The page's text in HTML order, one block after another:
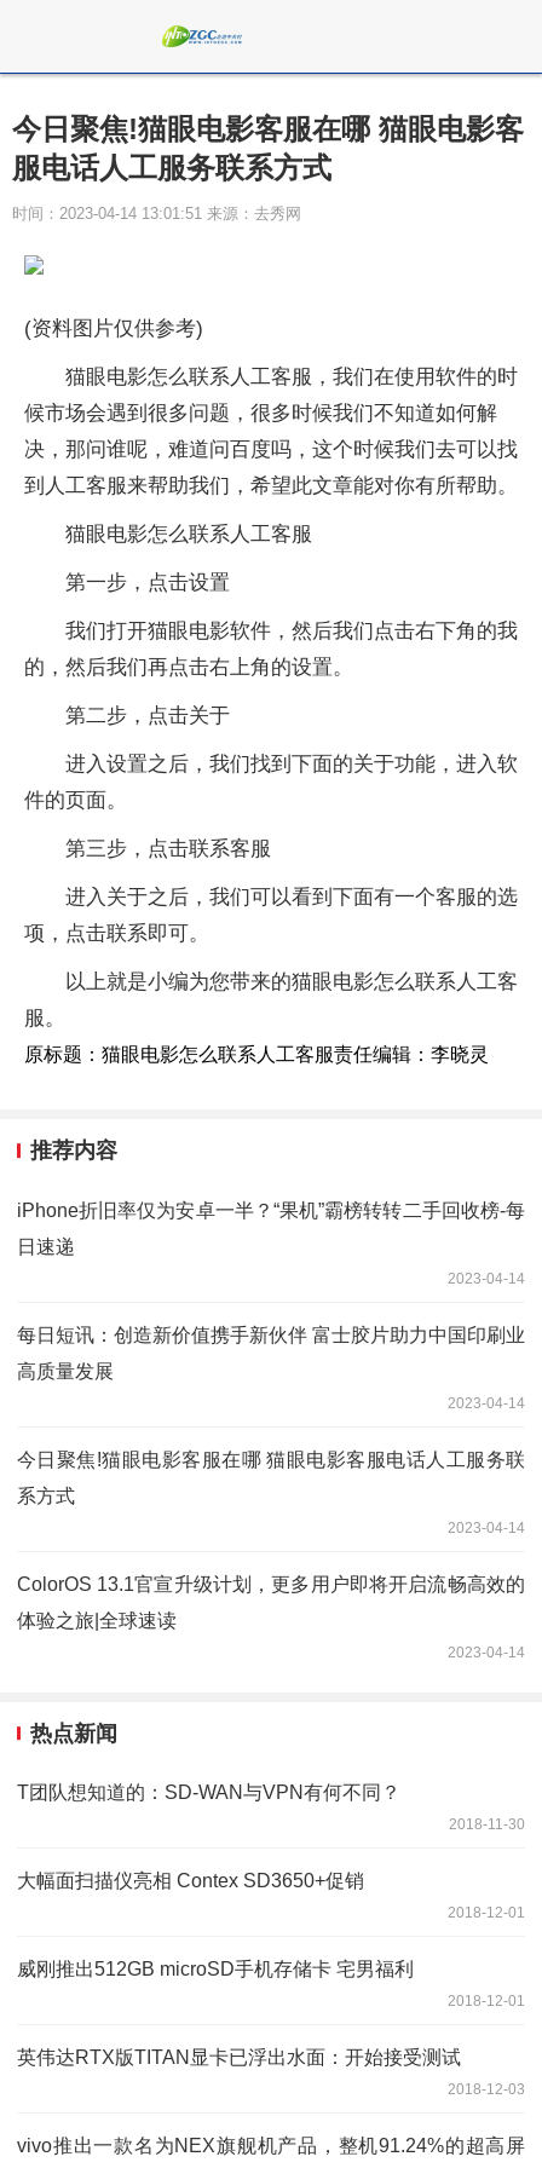
今日聚焦!猫眼电影客服在哪 猫眼电影客
服电话人工服务联系方式
时间：2023-04-14 13:01:51 来源：去秀网
(资料图片仅供参考)
猫眼电影怎么联系人工客服，我们在使用软件的时
候市场会遇到很多问题，很多时候我们不知道如何解
决，那问谁呢，难道问百度吗，这个时候我们去可以找
到人工客服来帮助我们，希望此文章能对你有所帮助。
猫眼电影怎么联系人工客服
第一步，点击设置
我们打开猫眼电影软件，然后我们点击右下角的我
的，然后我们再点击右上角的设置。
第二步，点击关于
进入设置之后，我们找到下面的关于功能，进入软
件的页面。
第三步，点击联系客服
进入关于之后，我们可以看到下面有一个客服的选
项，点击联系即可。
以上就是小编为您带来的猫眼电影怎么联系人工客
服。
原标题：猫眼电影怎么联系人工客服责任编辑：李晓灵
推荐内容
iPhone折旧率仅为安卓一半？“果机”霸榜转转二手回收榜-每
日速递
2023-04-14
每日短讯：创造新价值携手新伙伴 富士胶片助力中国印刷业
高质量发展
2023-04-14
今日聚焦!猫眼电影客服在哪 猫眼电影客服电话人工服务联
系方式
2023-04-14
ColorOS 13.1官宣升级计划，更多用户即将开启流畅高效的
体验之旅|全球速读
2023-04-14
热点新闻
T团队想知道的：SD-WAN与VPN有何不同？
2018-11-30
大幅面扫描仪亮相 Contex SD3650+促销
2018-12-01
威刚推出512GB microSD手机存储卡 宅男福利
2018-12-01
英伟达RTX版TITAN显卡已浮出水面：开始接受测试
2018-12-03
vivo推出一款名为NEX旗舰机产品，整机91.24%的超高屏